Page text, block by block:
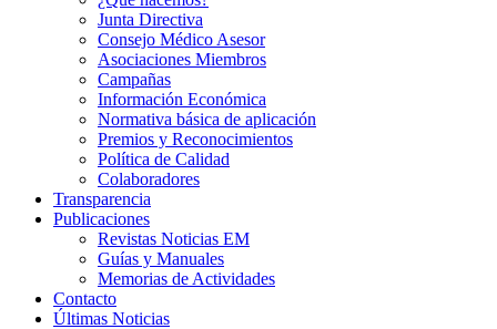
Junta Directiva
Consejo Médico Asesor
Asociaciones Miembros
Campañas
Información Económica
Normativa básica de aplicación
Premios y Reconocimientos
Política de Calidad
Colaboradores
Transparencia
Publicaciones
Revistas Noticias EM
Guías y Manuales
Memorias de Actividades
Contacto
Últimas Noticias